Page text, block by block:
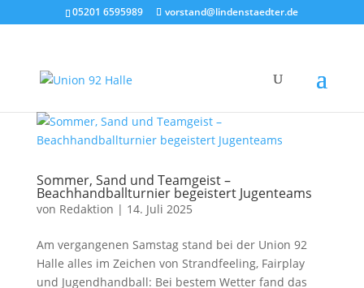
05201 6595989 vorstand@lindenstaedter.de
Sommer, Sand und Teamgeist –
Beachhandballturnier begeistert Jugenteams
von Redaktion | 14. Juli 2025
Am vergangenen Samstag stand bei der Union 92
Halle alles im Zeichen von Strandfeeling, Fairplay
und Jugendhandball: Bei bestem Wetter fand das